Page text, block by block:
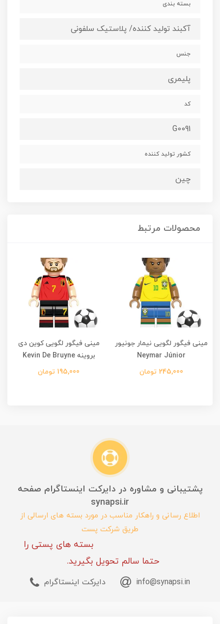
بسته بندی
آکبند تولید کننده/ پلاستیک سلفونی
جنس
پلیمری
کد
G0091
کشور تولید کننده
چین
محصولات مرتبط
مینی فیگور لگویی نیمار جونیور
Neymar Júnior
245,000 تومان
مینی فیگور لگویی کوین دی
بروینه Kevin De Bruyne
195,000 تومان
پشتیبانی و مشاوره در دایرکت اینستاگرام صفحه
synapsi.ir
اطلاع رسانی و راهکار مناسب در مورد بسته های ارسالی از
طریق شرکت پست
بسته های پستی را
حتما سالم تحویل بگیرید.
info@synapsi.in دایرکت اینستاگرام